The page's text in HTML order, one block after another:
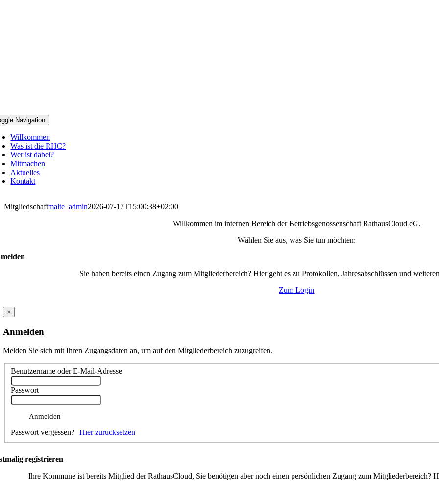
Navigation
Willkommen
Was ist die RHC?
Wer ist dabei?
Mitmachen
Aktuelles
Kontakt
Mitgliedschaftmalte_admin2026-07-17T15:00:38+02:00
Willkommen im internen Bereich der Betriebsgenossenschaft RathausCloud eG.
Wählen Sie aus, was Sie tun möchten:
Sie haben bereits einen Zugang zum Mitgliederbereich? Hier geht es zu Protokollen, Jahresabschlüssen und
Zum Login
×
Anmelden
Melden Sie sich mit Ihren Zugangsdaten an, um auf den Mitgliederbereich zuzugreifen.
Benutzername oder E-Mail-Adresse
Passwort
Passwort vergessen?
registrieren
Ihre Kommune ist bereits Mitglied der RathausCloud, Sie benötigen aber noch einen persönlichen Zugang zum Mitgliederbereich?